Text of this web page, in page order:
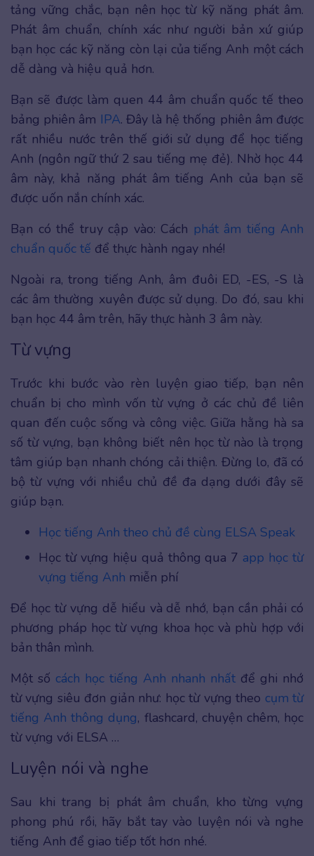
tảng vững chắc, bạn nên học từ kỹ năng phát âm.
Phát âm chuẩn, chính xác như người bản xứ giúp
bạn học các kỹ năng còn lại của tiếng Anh một cách
dễ dàng và hiệu quả hơn.
Bạn sẽ được làm quen 44 âm chuẩn quốc tế theo
bảng phiên âm IPA. Đây là hệ thống phiên âm được
rất nhiều nước trên thế giới sử dụng để học tiếng
Anh (ngôn ngữ thứ 2 sau tiếng mẹ đẻ). Nhờ học 44
âm này, khả năng phát âm tiếng Anh của bạn sẽ
được uốn nắn chính xác.
Bạn có thể truy cập vào: Cách phát âm tiếng Anh
chuẩn quốc tế để thực hành ngay nhé!
Ngoài ra, trong tiếng Anh, âm đuôi ED, -ES, -S là
các âm thường xuyên được sử dụng. Do đó, sau khi
bạn học 44 âm trên, hãy thực hành 3 âm này.
Từ vựng
Trước khi bước vào rèn luyện giao tiếp, bạn nên
chuẩn bị cho mình vốn từ vựng ở các chủ đề liên
quan đến cuộc sống và công việc. Giữa hằng hà sa
số từ vựng, bạn không biết nên học từ nào là trọng
tâm giúp bạn nhanh chóng cải thiện. Đừng lo, đã có
bộ từ vựng với nhiều chủ đề đa dạng dưới đây sẽ
giúp bạn.
Học tiếng Anh theo chủ đề cùng ELSA Speak
Học từ vựng hiệu quả thông qua 7 app học từ
vựng tiếng Anh miễn phí
Để học từ vựng dễ hiểu và dễ nhớ, bạn cần phải có
phương pháp học từ vựng khoa học và phù hợp với
bản thân mình.
Một số cách học tiếng Anh nhanh nhất để ghi nhớ
từ vựng siêu đơn giản như: học từ vựng theo cụm từ
tiếng Anh thông dụng, flashcard, chuyện chêm, học
từ vựng với ELSA …
Luyện nói và nghe
Sau khi trang bị phát âm chuẩn, kho từng vựng
phong phú rồi, hãy bắt tay vào luyện nói và nghe
tiếng Anh để giao tiếp tốt hơn nhé.